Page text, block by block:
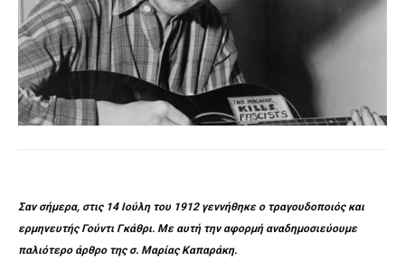
Σαν σήμερα, στις 14 Ιούλη του 1912 γεννήθηκε ο τραγουδοποιός και
ερμηνευτής Γούντι Γκάθρι. Με αυτή την αφορμή αναδημοσιεύουμε
παλιότερο άρθρο της σ. Μαρίας Καπαράκη.